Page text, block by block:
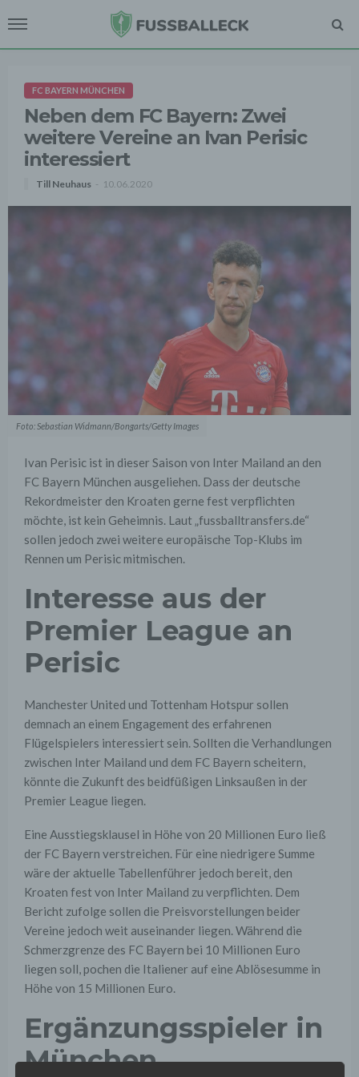
FC BAYERN MÜNCHEN
Neben dem FC Bayern: Zwei
weitere Vereine an Ivan Perisic
interessiert
Till Neuhaus 10.06.2020
Foto: Sebastian Widmann/Bongarts/Getty Images
Ivan Perisic ist in dieser Saison von Inter Mailand an den
FC Bayern München ausgeliehen. Dass der deutsche
Rekordmeister den Kroaten gerne fest verpflichten
möchte, ist kein Geheimnis. Laut „fussballtransfers.de“
sollen jedoch zwei weitere europäische Top-Klubs im
Rennen um Perisic mitmischen.
Interesse aus der
Premier League an
Perisic
Manchester United und Tottenham Hotspur sollen
demnach an einem Engagement des erfahrenen
Flügelspielers interessiert sein. Sollten die Verhandlungen
zwischen Inter Mailand und dem FC Bayern scheitern,
könnte die Zukunft des beidfüßigen Linksaußen in der
Premier League liegen.
Eine Ausstiegsklausel in Höhe von 20 Millionen Euro ließ
der FC Bayern verstreichen. Für eine niedrigere Summe
wäre der aktuelle Tabellenführer jedoch bereit, den
Kroaten fest von Inter Mailand zu verpflichten. Dem
Bericht zufolge sollen die Preisvorstellungen beider
Vereine jedoch weit auseinander liegen. Während die
Schmerzgrenze des FC Bayern bei 10 Millionen Euro
liegen soll, pochen die Italiener auf eine Ablösesumme in
Höhe von 15 Millionen Euro.
Ergänzungsspieler in
München